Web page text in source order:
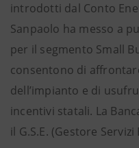
introdotti dal Conto
Sanpaolo ha messo a
per il segmento Small
consentono di
dell’impianto e di
incentivi statali. La
il G.S.E. (Gestore